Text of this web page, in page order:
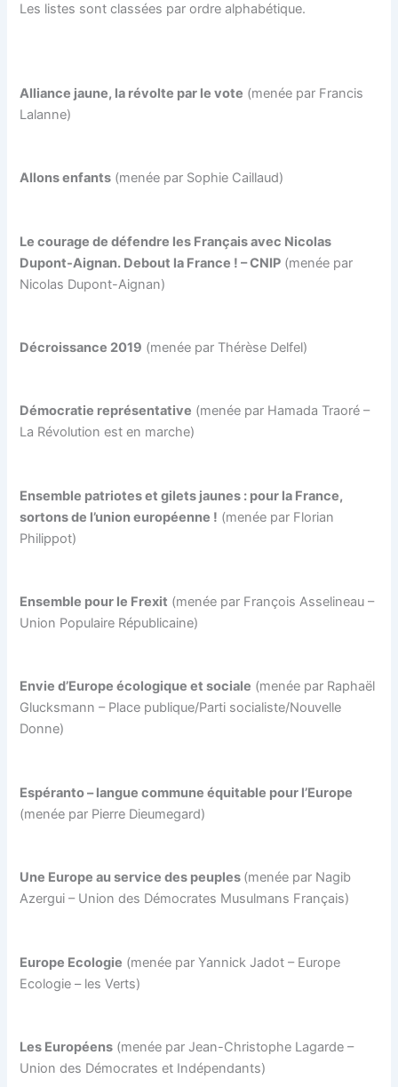
Les listes sont classées par ordre alphabétique.
Alliance jaune, la révolte par le vote (menée par Francis
Lalanne)
Allons enfants (menée par Sophie Caillaud)
Le courage de défendre les Français avec Nicolas
Dupont-Aignan. Debout la France ! – CNIP (menée par
Nicolas Dupont-Aignan)
Décroissance 2019 (menée par Thérèse Delfel)
Démocratie représentative (menée par Hamada Traoré –
La Révolution est en marche)
Ensemble patriotes et gilets jaunes : pour la France,
sortons de l’union européenne ! (menée par Florian
Philippot)
Ensemble pour le Frexit (menée par François Asselineau –
Union Populaire Républicaine)
Envied’Europe écologique et sociale (menée par Raphaël
Glucksmann – Place publique/Parti socialiste/Nouvelle
Donne)
Espéranto – langue commune équitable pour l’Europe
(menée par Pierre Dieumegard)
Une Europe au service des peuples (menée par Nagib
Azergui – Union des Démocrates Musulmans Français)
Europe Ecologie (menée par Yannick Jadot – Europe
Ecologie – les Verts)
Les Européens (menée par Jean-Christophe Lagarde –
Union des Démocrates et Indépendants)